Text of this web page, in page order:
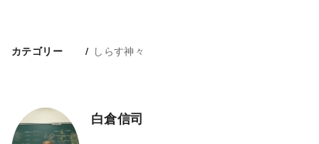
カテゴリー しらす神々
白倉信司